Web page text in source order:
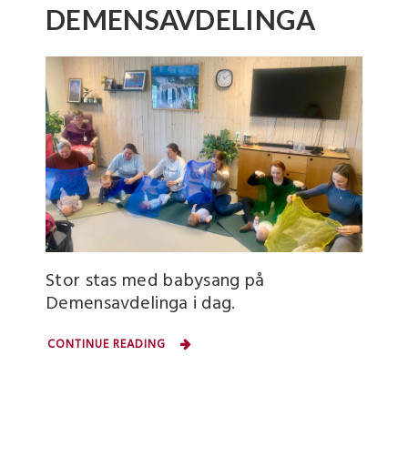
DEMENSAVDELINGA
Stor stas med babysang på
Demensavdelinga i dag.
CONTINUE READING